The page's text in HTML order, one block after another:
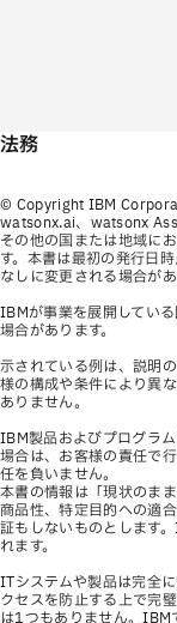
法務
© Copyright IBM
watsonx.ai、watsonx
その他の国または地域に
す。本書は最初の発行日
なしに変更される場合があ
IBMが事業を展開してい
場合があります。
示されている例は、説明
様の構成や条件により異
ありません。
IBM製品およびプログラ
場合は、お客様の責任で
任を負いません。
本書の情報は「現状のま
商品性、特定目的への適
証もしないものとします
れます。
ITシステムや製品は完全
クセスを防止する上で完
は1つもありません。IBM